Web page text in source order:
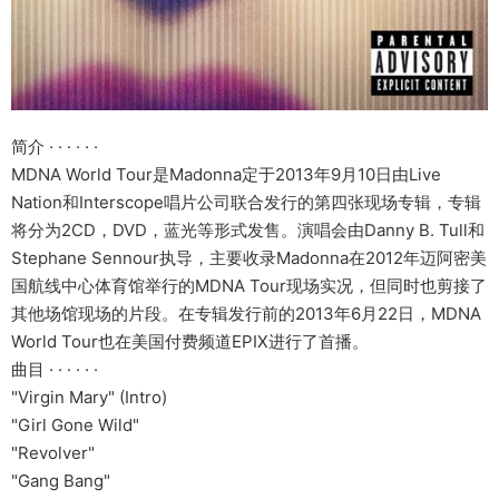
简介 · · · · · ·
MDNA World Tour是Madonna定于2013年9月10日由Live
Nation和Interscope唱片公司联合发行的第四张现场专辑，专辑
将分为2CD，DVD，蓝光等形式发售。演唱会由Danny B. Tull和
Stephane Sennour执导，主要收录Madonna在2012年迈阿密美
国航线中心体育馆举行的MDNA Tour现场实况，但同时也剪接了
其他场馆现场的片段。在专辑发行前的2013年6月22日，MDNA
World Tour也在美国付费频道EPIX进行了首播。
曲目 · · · · · ·
"Virgin Mary" (Intro)
"Girl Gone Wild"
"Revolver"
"Gang Bang"